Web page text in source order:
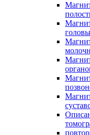
головы